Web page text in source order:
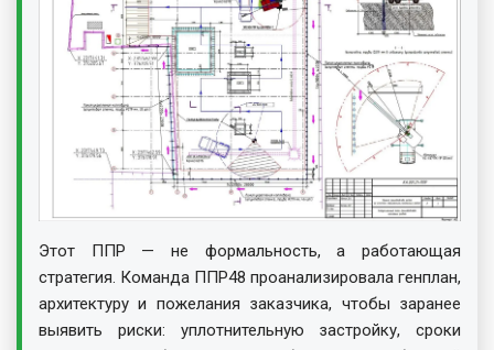
Этот ППР — не формальность, а работающая
стратегия. Команда ППР48 проанализировала генплан,
архитектуру и пожелания заказчика, чтобы заранее
выявить риски: уплотнительную застройку, сроки